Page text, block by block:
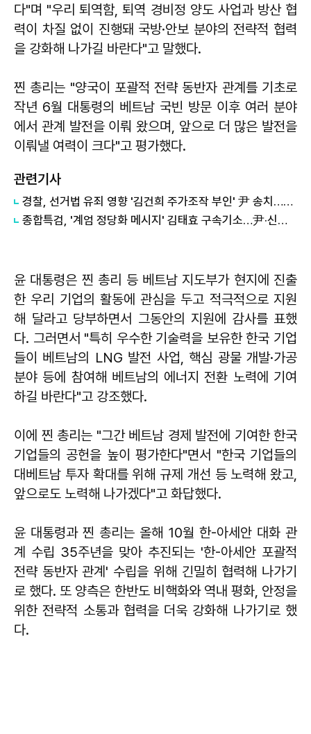
다"며 "우리 퇴역함, 퇴역 경비정 양도 사업과 방산 협
력이 차질 없이 진행돼 국방·안보 분야의 전략적 협력
을 강화해 나가길 바란다"고 말했다.
찐 총리는 "양국이 포괄적 전략 동반자 관계를 기초로
작년 6월 대통령의 베트남 국빈 방문 이후 여러 분야
에서 관계 발전을 이뤄 왔으며, 앞으로 더 많은 발전을
이뤄낼 여력이 크다"고 평가했다.
관련기사
경찰, 선거법 유죄 영향 '김건희 주가조작 부인' 尹 송치…檢 판단 주목
종합특검, '계엄 정당화 메시지' 김태효 구속기소…尹·신원식 기소 방침
윤 대통령은 찐 총리 등 베트남 지도부가 현지에 진출
한 우리 기업의 활동에 관심을 두고 적극적으로 지원
해 달라고 당부하면서 그동안의 지원에 감사를 표했
다. 그러면서 "특히 우수한 기술력을 보유한 한국 기업
들이 베트남의 LNG 발전 사업, 핵심 광물 개발·가공
분야 등에 참여해 베트남의 에너지 전환 노력에 기여
하길 바란다"고 강조했다.
이에 찐 총리는 "그간 베트남 경제 발전에 기여한 한국
기업들의 공헌을 높이 평가한다"면서 "한국 기업들의
대베트남 투자 확대를 위해 규제 개선 등 노력해 왔고,
앞으로도 노력해 나가겠다"고 화답했다.
윤 대통령과 찐 총리는 올해 10월 한-아세안 대화 관
계 수립 35주년을 맞아 추진되는 '한-아세안 포괄적
전략 동반자 관계' 수립을 위해 긴밀히 협력해 나가기
로 했다. 또 양측은 한반도 비핵화와 역내 평화, 안정을
위한 전략적 소통과 협력을 더욱 강화해 나가기로 했
다.